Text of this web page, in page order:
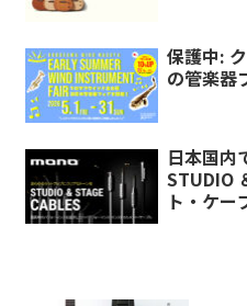
保護中:
の管楽器
日本国内
STUDIO
ト・ケー